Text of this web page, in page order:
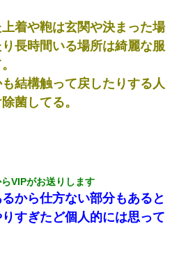
着や鞄は玄関や決まった場
長時間いる場所は綺麗な服
結構触って戻したりする人
菌してる。
VIPがお送りします
から仕方ない部分もあると
すぎたど個人的には思って